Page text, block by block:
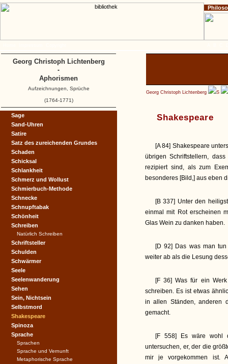
Georg Christoph Lichtenberg S
Shakespeare
[A 84] Shakespeare
übrigen Schriftstellern,
rezipiert sind, als zum
besonderes [Bild,] aus eben
[B 337] Unter den
einmal mit Rot erscheinen
Glas Wein zu danken haben.
[D 92] Das was man
weiter ab als die Lesung
[F 36] Was für ein
schreiben. Es ist etwas
in allen Ständen, anderen
gemacht.
[F 558] Es wäre wohl
untersuchen, er, der die
mir je vorgekommen ist.
Sage
Sand-Uhren
Satire
Satz des zureichenden Grundes
Schaden
Schicksal
Schlankheit
Schmerz und Wollust
Schmierbuch-Methode
Schnecke
Schnupftabak
Schönheit
Schreiben
Natürlich Schreiben
Schriftsteller
Schulden
Schwärmer
Seele
Seelenwanderung
Sehen
Sein, Nichtsein
Selbstmord
Shakespeare
Spinoza
Sprache
Sprachen
Sprache und Vernunft
Metaphorische Sprache
Georg Christoph Lichtenberg
-
Aphorismen
Aufzeichnungen, Sprüche
(1764-1771)